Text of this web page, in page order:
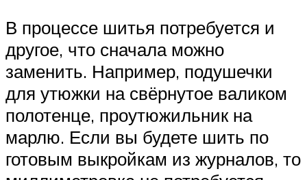
В процессе шитья потребуется и
другое, что сначала можно
заменить. Например, подушечки
для утюжки на свёрнутое валиком
полотенце, проутюжильник на
марлю. Если вы будете шить по
готовым выкройкам из журналов, то